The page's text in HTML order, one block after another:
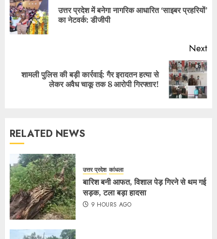
उत्तर प्रदेश में बनेगा नागरिक आधारित ‘साइबर प्रहरियों’
का नेटवर्क: डीजीपी
Next
शामली पुलिस की बड़ी कार्रवाई: गैर इरादतन हत्या से
लेकर अवैध चाकू तक 8 आरोपी गिरफ्तार!
RELATED NEWS
उत्तर प्रदेश कांधला
बारिश बनी आफत, विशाल पेड़ गिरने से थम गई
सड़क, टला बड़ा हादसा
9 HOURS AGO